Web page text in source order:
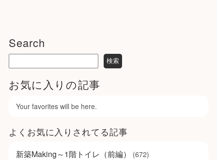
Search
お気に入りの記事
Your favorites will be here.
よくお気に入りされてる記事
新築Making～1階トイレ（前編） (672)